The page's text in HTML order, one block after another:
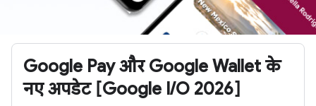
Google Pay और Google Wallet के
नए अपडेट [Google I/O 2026]